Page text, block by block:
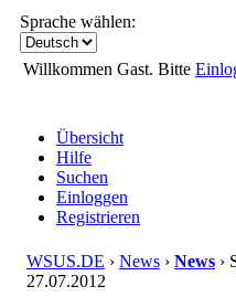
Sprache wählen:
Willkommen Gast. Bitte
Übersicht
Hilfe
Suchen
Einloggen
Registrieren
WSUS.DE › News › News ›
27.07.2012